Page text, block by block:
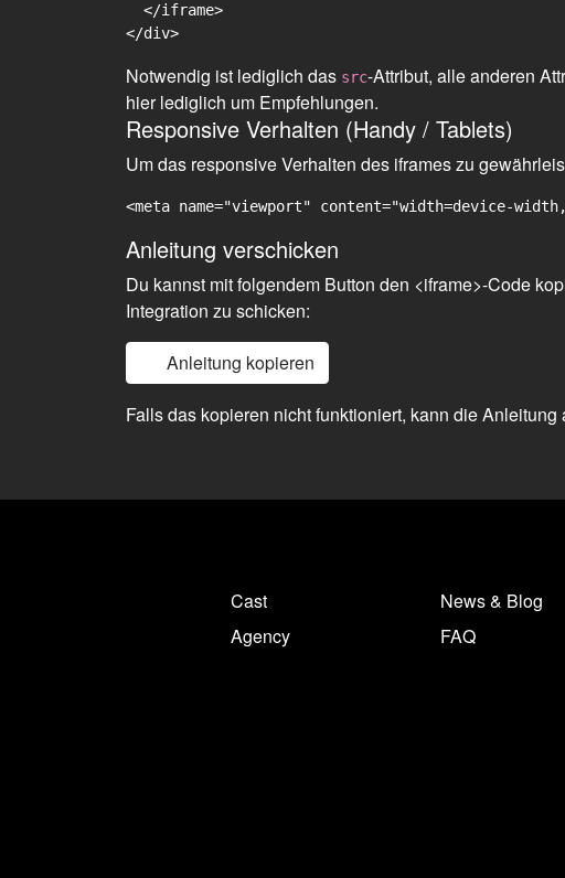
  </iframe>
Notwendig ist lediglich das src-Attribut, alle anderen
hier lediglich um Empfehlungen.
Responsive Verhalten (Handy / Tablets)
Um das responsive Verhalten des iframes zu
<meta name="viewport" content="width=device-
Anleitung verschicken
Du kannst mit folgendem Button den <iframe>-Code
Integration zu schicken:
Anleitung kopieren
Falls das kopieren nicht funktioniert, kann die
Cast
Agency
News & Blog
FAQ